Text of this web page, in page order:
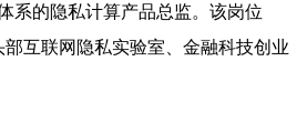
系的隐私计算产品总监。该岗位
互联网隐私实验室、金融科技创业